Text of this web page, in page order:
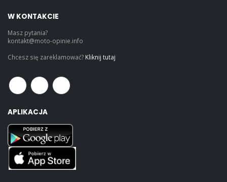
W KONTAKCIE
Masz pytania?
kontakt@moto-opinie.info
Chcesz się zareklamować? Kliknij tutaj
APLIKACJA